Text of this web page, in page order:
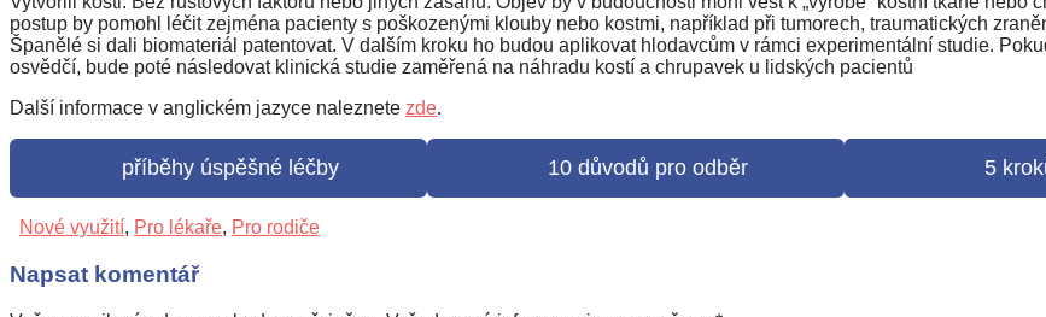
postup by pomohl léčit zejména pacienty s poškozenými klouby nebo kostmi, například při tumorech, traumatických
Španělé si dali biomateriál patentovat. V dalším kroku ho budou aplikovat hlodavcům v rámci experimentální studie.
osvědčí, bude poté následovat klinická studie zaměřená na náhradu kostí a chrupavek u lidských pacientů
Další informace v anglickém jazyce naleznete zde.
příběhy úspěšné léčby 10 důvodů pro odběr 5
Nové využití, Pro lékaře, Pro rodiče
Napsat komentář